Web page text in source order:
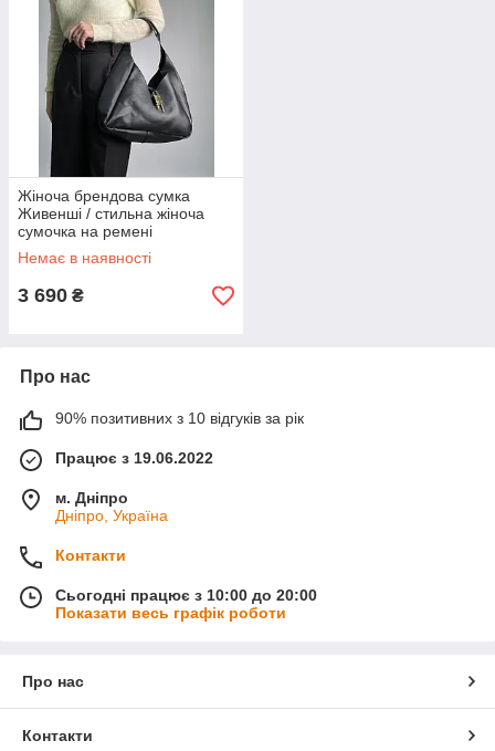
Жіноча брендова сумка
Живенші / стильна жіноча
сумочка на ремені
Немає в наявності
3 690 ₴
Про нас
90% позитивних з 10 відгуків за рік
Працює з 19.06.2022
м. Дніпро
Дніпро, Україна
Контакти
Сьогодні працює з 10:00 до 20:00
Показати весь графік роботи
Про нас
Контакти